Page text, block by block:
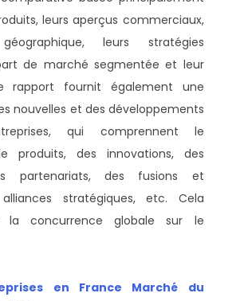
leurs aperçus commerciaux,
leurs stratégies
de marché segmentée et leur
rapport fournit également une
nouvelles et des développements
qui comprennent le
produits, des innovations, des
partenariats, des fusions et
stratégiques, etc. Cela
la concurrence globale sur le
en France Marché du